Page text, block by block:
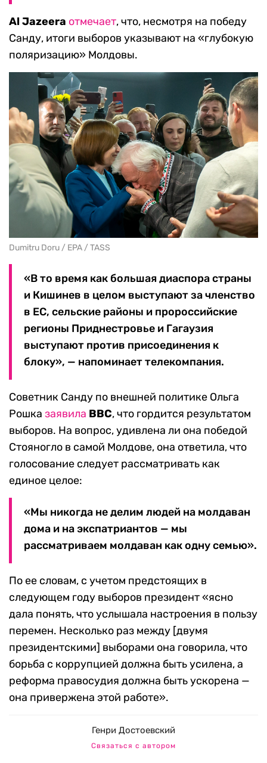
Al Jazeera отмечает, что, несмотря на победу
Санду, итоги выборов указывают на «глубокую
поляризацию» Молдовы.
Dumitru Doru / EPA / TASS
«В то время как большая диаспора страны
и Кишинев в целом выступают за членство
в ЕС, сельские районы и пророссийские
регионы Приднестровье и Гагаузия
выступают против присоединения к
блоку», — напоминает телекомпания.
Советник Санду по внешней политике Ольга
Рошка заявила BBC, что гордится результатом
выборов. На вопрос, удивлена ​​ли она победой
Стояногло в самой Молдове, она ответила, что
голосование следует рассматривать как
единое целое:
«Мы никогда не делим людей на молдаван
дома и на экспатриантов — мы
рассматриваем молдаван как одну семью».
По ее словам, с учетом предстоящих в
следующем году выборов президент «ясно
дала понять, что услышала настроения в пользу
перемен. Несколько раз между [двумя
президентскими] выборами она говорила, что
борьба с коррупцией должна быть усилена, а
реформа правосудия должна быть ускорена —
она привержена этой работе».
Генри Достоевский
Связаться с автором